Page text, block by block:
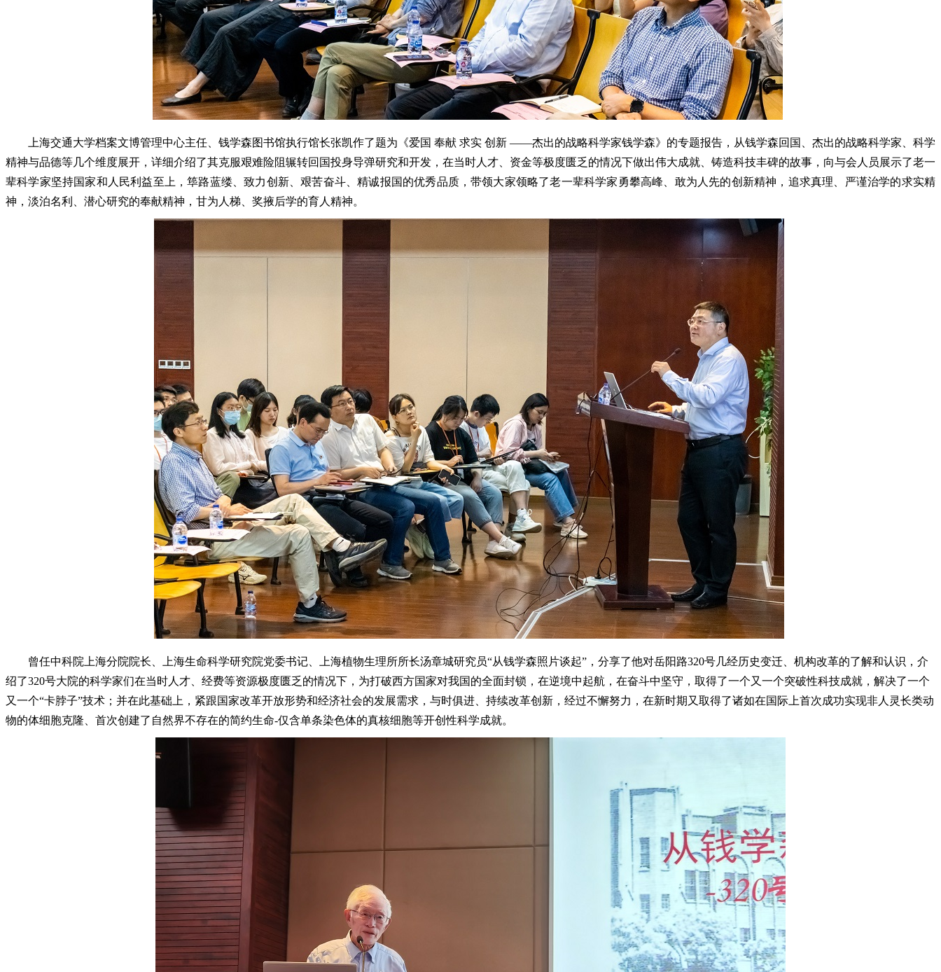
上海交通大学档案文博管理中心主任、钱学森图书馆执行馆长张凯作了题为《爱国 奉献 求实 创新 ——杰出的战略科学家钱学森》的专题报告，从钱学森回国、杰出的战略科学家、科学
精神与品德等几个维度展开，详细介绍了其克服艰难险阻辗转回国投身导弹研究和开发，在当时人才、资金等极度匮乏的情况下做出伟大成就、铸造科技丰碑的故事，向与会人员展示了老一
辈科学家坚持国家和人民利益至上，筚路蓝缕、致力创新、艰苦奋斗、精诚报国的优秀品质，带领大家领略了老一辈科学家勇攀高峰、敢为人先的创新精神，追求真理、严谨治学的求实精
神，淡泊名利、潜心研究的奉献精神，甘为人梯、奖掖后学的育人精神。
曾任中科院上海分院院长、上海生命科学研究院党委书记、上海植物生理所所长汤章城研究员“从钱学森照片谈起”，分享了他对岳阳路320号几经历史变迁、机构改革的了解和认识，介
绍了320号大院的科学家们在当时人才、经费等资源极度匮乏的情况下，为打破西方国家对我国的全面封锁，在逆境中起航，在奋斗中坚守，取得了一个又一个突破性科技成就，解决了一个
又一个“卡脖子”技术；并在此基础上，紧跟国家改革开放形势和经济社会的发展需求，与时俱进、持续改革创新，经过不懈努力，在新时期又取得了诸如在国际上首次成功实现非人灵长类动
物的体细胞克隆、首次创建了自然界不存在的简约生命-仅含单条染色体的真核细胞等开创性科学成就。